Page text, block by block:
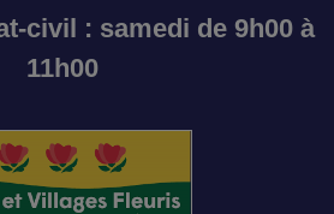
civil : samedi de 9h00 à
11h00